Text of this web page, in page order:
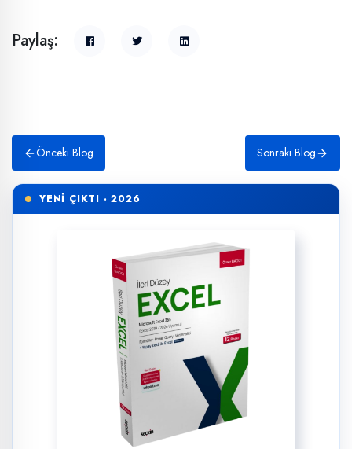
Paylaş:
Önceki Blog Sonraki Blog
YENİ ÇIKTI · 2026